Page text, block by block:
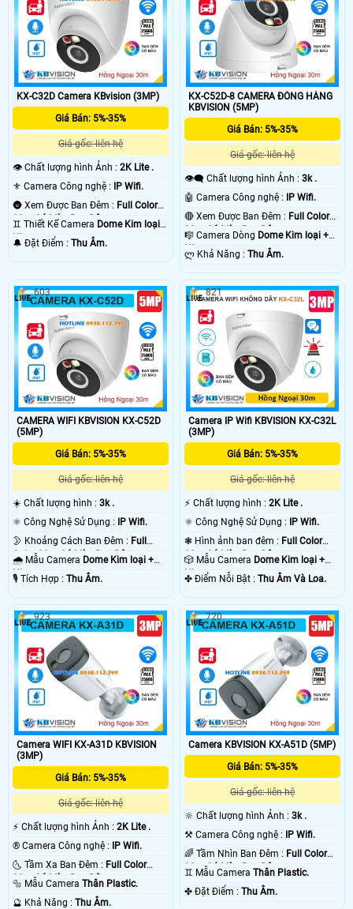
KX-C32D Camera KBvision (3MP)
Giá Bán: 5%-35%
Giá gốc: liên hệ
👁 Chất lượng hình Ảnh : 2K Lite .
⚜️ Camera Công nghệ :
IP Wifi.
🌚 Xem Được Ban Đêm : Full Color
30m Có Màu Ban Ðêm.
♊ Thiết Kế Camera Dome Kim loại +
Nhựa.
️🔔 Đặt Điểm : Thu Âm.
KX-C52D-8 CAMERA ĐÓNG HÀNG
KBVISION (5MP)
Giá Bán: 5%-35%
Giá gốc: liên hệ
👁️‍🗨 Chất lượng hình Ảnh :3k .
🤖️ Camera Công nghệ :
IP Wifi.
🔴 Xem Được Ban Đêm : Full Color
30m Có Màu Ban Ðêm.
🎼️ Camera Dòng Dome Kim loại +
Nhựa.
️ლ Khả Năng :Thu Âm.
CAMERA WIFI KBVISION KX-C52D
(5MP)
Giá Bán: 5%-35%
Giá gốc: liên hệ
☀️ Chất lượng hình : 3k .
⚛️ Công Nghệ Sử Dụng : IP Wifi.
🌛 Khoảng Cách Ban Đêm : Full
Color 30m Có Màu Ban Ðêm.
🌧️ Mẫu Camera Dome Kim loại +
Nhựa.
️🎙 Tích Hợp : Thu Âm.
603
Camera IP Wifi KBVISION KX-C32L
(3MP)
Giá Bán: 5%-35%
Giá gốc: liên hệ
️⚡ Chất lượng hình :2K Lite .
⚛️ Công Nghệ Sử Dụng : IP Wifi.
❃ Hình ảnh ban đêm : Full Color
30m Có Màu Ban Ðêm.
🎲 Mẫu Camera Dome Kim loại +
Nhựa.
️✤ Điểm Nỗi Bật :Thu Âm Và Loa.
821
Camera WIFI KX-A31D KBVISION
(3MP)
Giá Bán: 5%-35%
Giá gốc: liên hệ
️⚡ Chất lượng hình Ảnh : 2K Lite .
®️ Camera Công nghệ : IP Wifi.
🌜 Tầm Xa Ban Đêm : Full Color
30m Có Màu Ban Ðêm.
🔩 Mẫu Camera Thân Plastic.
️🔮 Khả Năng : Thu Âm.
923
Camera KBVISION KX-A51D (5MP)
Giá Bán: 5%-35%
Giá gốc: liên hệ
🔆 Chất lượng hình Ảnh :3k .
⚒ Camera Công nghệ : IP Wifi.
🌈 Tầm Nhìn Ban Đêm : Full Color
30m Có Màu Ban Ðêm.
♊ Mẫu CameraThân Plastic.
️✤ Đặt Điểm :Thu Âm.
720